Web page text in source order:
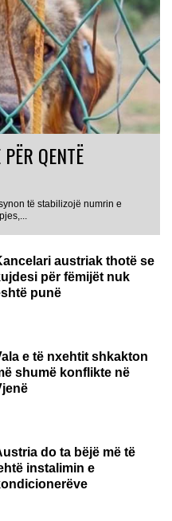
QENTË
të stabilizojë numrin e
austriak thotë se
për fëmijët nuk
punë
e të nxehtit shkakton
shumë konflikte në
do ta bëjë më të
instalimin e